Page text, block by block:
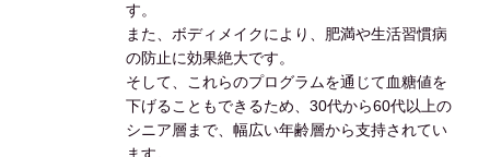
す。
また、ボディメイクにより、肥満や生活習慣病
の防止に効果絶大です。
そして、これらのプログラムを通じて血糖値を
下げることもできるため、30代から60代以上の
シニア層まで、幅広い年齢層から支持されてい